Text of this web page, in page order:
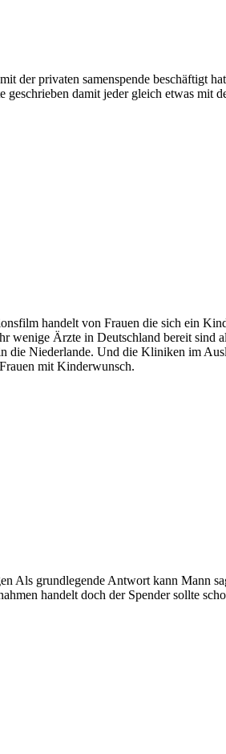
der privaten samenspende beschäftigt
damit jeder gleich etwas mit
handelt von Frauen die sich ein
Ärzte in Deutschland bereit sind
die Niederlande. Und die Kliniken im
mit Kinderwunsch.
Als grundlegende Antwort kann Mann
handelt doch der Spender sollte